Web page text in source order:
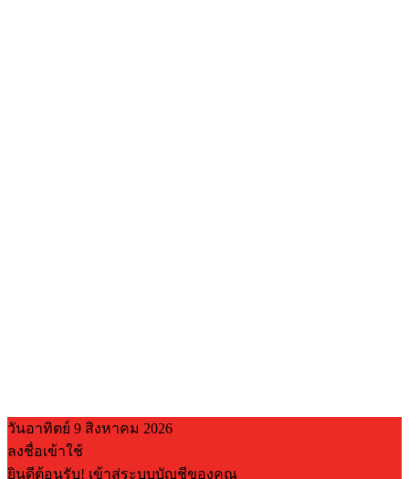
วันอาทิตย์ 9 สิงหาคม 2026
ลงชื่อเข้าใช้
ยินดีต้อนรับ! เข้าสู่ระบบบัญชีของคุณ